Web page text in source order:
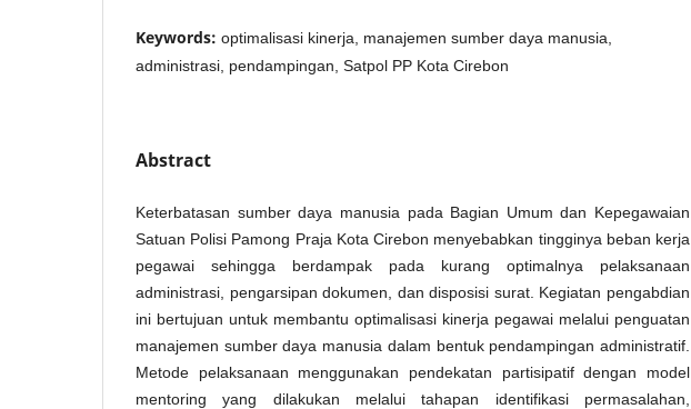
Keywords: optimalisasi kinerja, manajemen sumber daya manusia,
administrasi, pendampingan, Satpol PP Kota Cirebon
Abstract
Keterbatasan sumber daya manusia pada Bagian Umum dan Kepegawaian
Satuan Polisi Pamong Praja Kota Cirebon menyebabkan tingginya beban kerja
pegawai sehingga berdampak pada kurang optimalnya pelaksanaan
administrasi, pengarsipan dokumen, dan disposisi surat. Kegiatan pengabdian
ini bertujuan untuk membantu optimalisasi kinerja pegawai melalui penguatan
manajemen sumber daya manusia dalam bentuk pendampingan administratif.
Metode pelaksanaan menggunakan pendekatan partisipatif dengan model
mentoring yang dilakukan melalui tahapan identifikasi permasalahan,